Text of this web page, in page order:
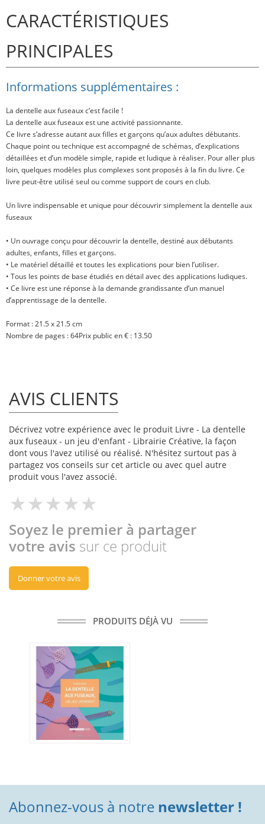
CARACTÉRISTIQUES
PRINCIPALES
Informations supplémentaires :
La dentelle aux fuseaux c’est facile !
La dentelle aux fuseaux est une activité passionnante.
Ce livre s’adresse autant aux filles et garçons qu’aux adultes débutants.
Chaque point ou technique est accompagné de schémas, d’explications
détaillées et d’un modèle simple, rapide et ludique à réaliser. Pour aller plus
loin, quelques modèles plus complexes sont proposés à la fin du livre. Ce
livre peut-être utilisé seul ou comme support de cours en club.
Un livre indispensable et unique pour découvrir simplement la dentelle aux
fuseaux
• Un ouvrage conçu pour découvrir la dentelle, destiné aux débutants
adultes, enfants, filles et garçons.
• Le matériel détaillé et toutes les explications pour bien l’utiliser.
• Tous les points de base étudiés en détail avec des applications ludiques.
• Ce livre est une réponse à la demande grandissante d’un manuel
d’apprentissage de la dentelle.
Format : 21.5 x 21.5 cm
Nombre de pages : 64Prix public en € : 13.50
AVIS CLIENTS
Décrivez votre expérience avec le produit Livre - La dentelle
aux fuseaux - un jeu d'enfant - Librairie Créative, la façon
dont vous l'avez utilisé ou réalisé. N'hésitez surtout pas à
partagez vos conseils sur cet article ou avec quel autre
produit vous l'avez associé.
Soyez le premier à partager
votre avis sur ce produit
Donner votre avis
PRODUITS DÉJÀ VU
Abonnez-vous à notre newsletter !